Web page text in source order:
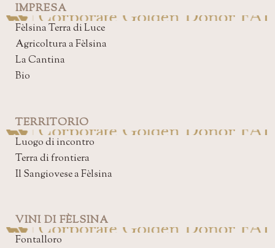
IMPRESA
Fèlsina Terra di Luce
Agricoltura a Fèlsina
La Cantina
Bio
TERRITORIO
Luogo di incontro
Terra di frontiera
Il Sangiovese a Fèlsina
VINI DI FÈLSINA
Fontalloro